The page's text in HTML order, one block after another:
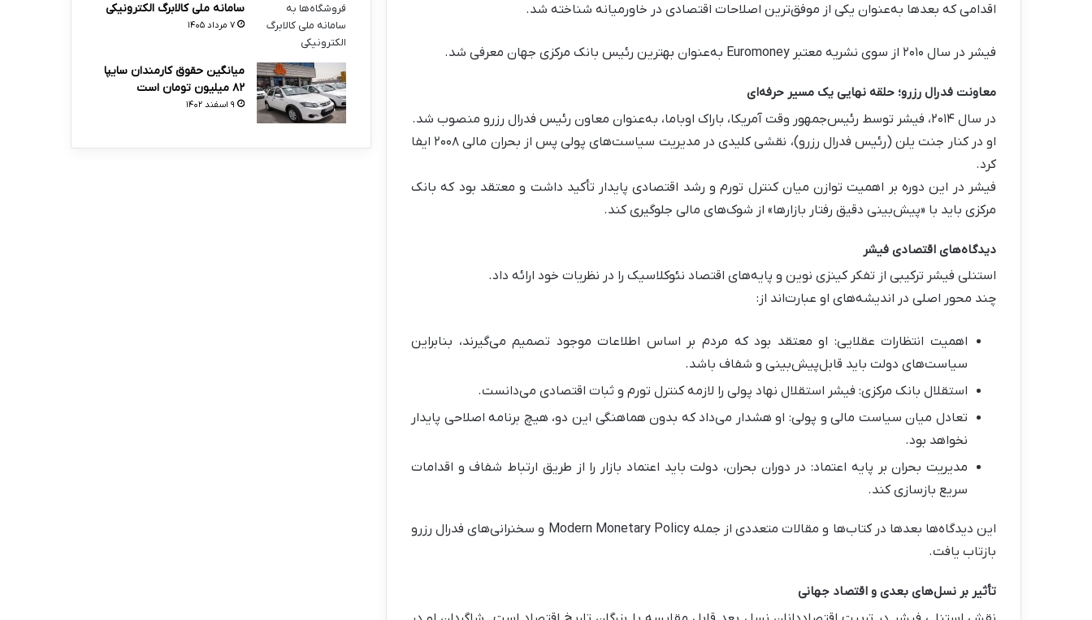
اقدامی که بعدها به‌عنوان یکی از موفق‌ترین اصلاحات اقتصادی در خاورمیانه شناخته شد.
فیشر در سال ۲۰۱۰ از سوی نشریه معتبر Euromoney به‌عنوان بهترین رئیس بانک مرکزی جهان معرفی شد.
معاونت فدرال رزرو؛ حلقه نهایی یک مسیر حرفه‌ای
در سال ۲۰۱۴، فیشر توسط رئیس‌جمهور وقت آمریکا، باراک اوباما، به‌عنوان معاون رئیس فدرال رزرو منصوب شد.
او در کنار جنت یلن (رئیس فدرال رزرو)، نقشی کلیدی در مدیریت سیاست‌های پولی پس از بحران مالی ۲۰۰۸ ایفا
کرد.
فیشر در این دوره بر اهمیت توازن میان کنترل تورم و رشد اقتصادی پایدار تأکید داشت و معتقد بود که بانک
مرکزی باید با «پیش‌بینی دقیق رفتار بازارها» از شوک‌های مالی جلوگیری کند.
دیدگاه‌های اقتصادی فیشر
استنلی فیشر ترکیبی از تفکر کینزی نوین و پایه‌های اقتصاد نئوکلاسیک را در نظریات خود ارائه داد.
چند محور اصلی در اندیشه‌های او عبارت‌اند از:
اهمیت انتظارات عقلایی: او معتقد بود که مردم بر اساس اطلاعات موجود تصمیم می‌گیرند، بنابراین
سیاست‌های دولت باید قابل‌پیش‌بینی و شفاف باشد.
استقلال بانک مرکزی: فیشر استقلال نهاد پولی را لازمه کنترل تورم و ثبات اقتصادی می‌دانست.
تعادل میان سیاست مالی و پولی: او هشدار می‌داد که بدون هماهنگی این دو، هیچ برنامه اصلاحی پایدار
نخواهد بود.
مدیریت بحران بر پایه اعتماد: در دوران بحران، دولت باید اعتماد بازار را از طریق ارتباط شفاف و اقدامات
سریع بازسازی کند.
این دیدگاه‌ها بعدها در کتاب‌ها و مقالات متعددی از جمله Modern Monetary Policy و سخنرانی‌های فدرال رزرو
بازتاب یافت.
تأثیر بر نسل‌های بعدی و اقتصاد جهانی
سامانه ملی کالابرگ الکترونیکی
۷ مرداد ۱۴۰۵
میانگین حقوق کارمندان سایپا
۸۲ میلیون تومان است
۹ اسفند ۱۴۰۲